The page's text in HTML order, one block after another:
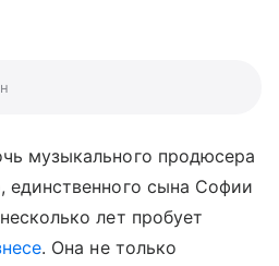
музыкального продюсера
единственного сына Софии
лет пробует
. Она не только